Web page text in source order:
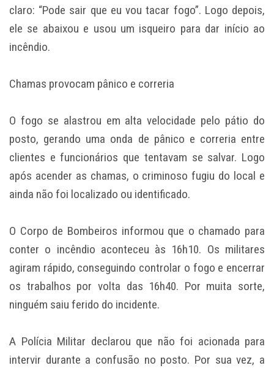
claro: “Pode sair que eu vou tacar fogo”. Logo depois,
ele se abaixou e usou um isqueiro para dar início ao
incêndio.
Chamas provocam pânico e correria
O fogo se alastrou em alta velocidade pelo pátio do
posto, gerando uma onda de pânico e correria entre
clientes e funcionários que tentavam se salvar. Logo
após acender as chamas, o criminoso fugiu do local e
ainda não foi localizado ou identificado.
O Corpo de Bombeiros informou que o chamado para
conter o incêndio aconteceu às 16h10. Os militares
agiram rápido, conseguindo controlar o fogo e encerrar
os trabalhos por volta das 16h40. Por muita sorte,
ninguém saiu ferido do incidente.
A Polícia Militar declarou que não foi acionada para
intervir durante a confusão no posto. Por sua vez, a